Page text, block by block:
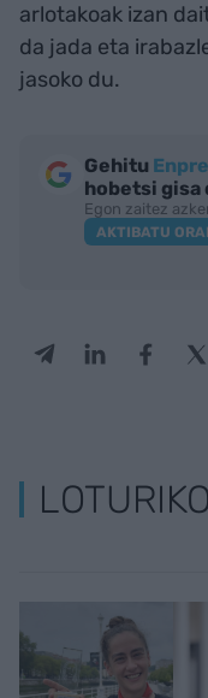
arlotakoak izan
da jada eta
jasoko du.
Gehitu
hobetsi gisa
Egon zaitez
AKTIBATU